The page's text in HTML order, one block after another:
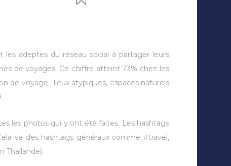
les adeptes du réseau social à partager leurs
de voyages. Ce chiffre atteint 73% chez les
de voyage : lieux atypiques, espaces naturels
les photos qui y ont été faites. Les hashtags
va des hashtags généraux comme #travel,
Thaïlande).